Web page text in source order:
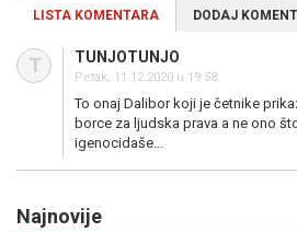
LISTA KOMENTARA DODAJ
T TUNJOTUNJO
Petak, 11.12.2020 u 19:58
To onaj Dalibor koji je četnike
borce za ljudska prava a ne ono
igenocidaše...
Najnovije